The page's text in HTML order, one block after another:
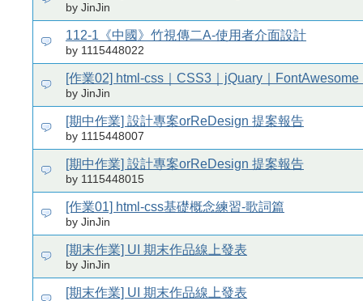
by JinJin
112-1《中國》竹視傳二A-使用者介面設計
by 1115448022
[作業02] html-css｜CSS3｜jQuary｜FontAwesome
by JinJin
[期中作業] 設計專案orReDesign 提案報告
by 1115448007
[期中作業] 設計專案orReDesign 提案報告
by 1115448015
[作業01] html-css基礎概念練習-歌詞篇
by JinJin
[期末作業] UI 期末作品線上發表
by JinJin
[期末作業] UI 期末作品線上發表